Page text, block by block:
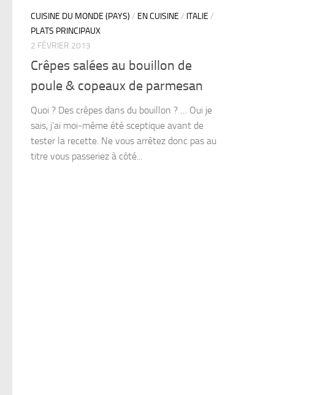
CUISINE DU MONDE (PAYS) / EN CUISINE / ITALIE /
PLATS PRINCIPAUX
2 FÉVRIER 2013
Crêpes salées au bouillon de
poule & copeaux de parmesan
Quoi ? Des crêpes dans du bouillon ? … Oui je
sais, j’ai moi-même été sceptique avant de
tester la recette. Ne vous arrêtez donc pas au
titre vous passeriez à côté...